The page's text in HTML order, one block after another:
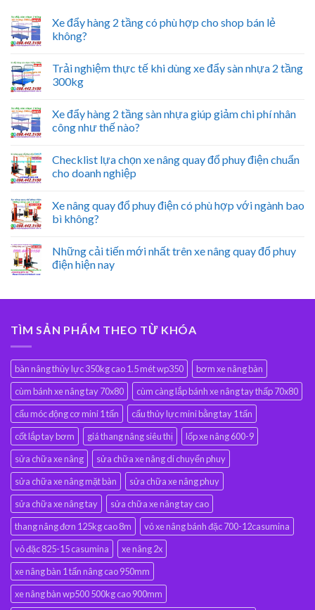
Xe đẩy hàng 2 tầng có phù hợp cho shop bán lẻ
không?
Trải nghiệm thực tế khi dùng xe đẩy sàn nhựa 2 tầng
300kg
Xe đẩy hàng 2 tầng sàn nhựa giúp giảm chi phí nhân
công như thế nào?
Checklist lựa chọn xe nâng quay đổ phuy điện chuẩn
cho doanh nghiệp
Xe nâng quay đổ phuy điện có phù hợp với ngành bao
bì không?
Những cải tiến mới nhất trên xe nâng quay đổ phuy
điện hiện nay
TÌM SẢN PHẨM THEO TỪ KHÓA
bàn nâng thủy lực 350kg cao 1.5 mét wp350
bơm xe nâng bàn
cùm bánh xe nâng tay 70x80
cùm càng lắp bánh xe nâng tay thấp 70x80
cẩu móc động cơ mini 1 tấn
cẩu thủy lực mini bằng tay 1 tấn
cốt lắp tay bơm
giá thang nâng siêu thị
lốp xe nâng 600-9
sửa chữa xe nâng
sửa chữa xe nâng di chuyển phuy
sửa chữa xe nâng mặt bàn
sửa chữa xe nâng phuy
sửa chữa xe nâng tay
sửa chữa xe nâng tay cao
thang nâng đơn 125kg cao 8m
vỏ xe nâng bánh đặc 700-12casumina
vỏ đặc 825-15 casumina
xe nâng 2x
xe nâng bàn 1 tấn nâng cao 950mm
xe nâng bàn wp500 500kg cao 900mm